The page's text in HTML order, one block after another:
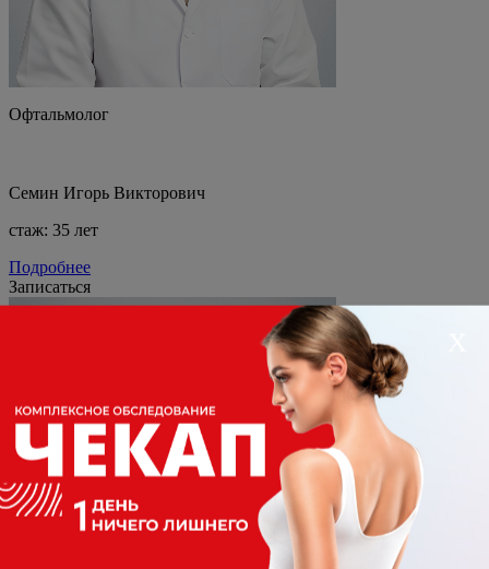
Офтальмолог
Семин Игорь Викторович
стаж: 35 лет
Подробнее
Записаться